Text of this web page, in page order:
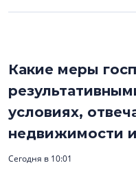
Какие меры
условиях,
недвижимости
Сегодня в 10:01